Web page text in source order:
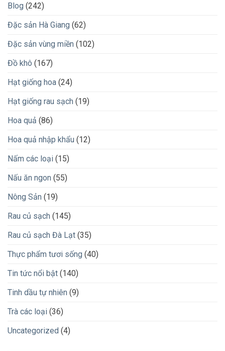
Blog (242)
Đặc sản Hà Giang (62)
Đặc sản vùng miền (102)
Đồ khô (167)
Hạt giống hoa (24)
Hạt giống rau sạch (19)
Hoa quả (86)
Hoa quả nhập khẩu (12)
Nấm các loại (15)
Nấu ăn ngon (55)
Nông Sản (19)
Rau củ sạch (145)
Rau củ sạch Đà Lạt (35)
Thực phẩm tươi sống (40)
Tin tức nổi bật (140)
Tinh dầu tự nhiên (9)
Trà các loại (36)
Uncategorized (4)